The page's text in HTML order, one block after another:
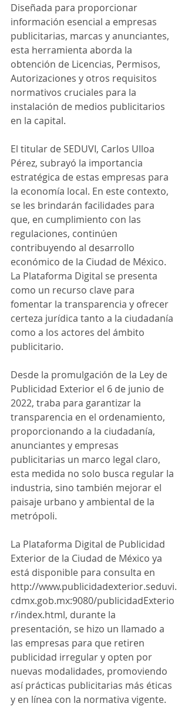
Diseñada para proporcionar
información esencial a empresas
publicitarias, marcas y anunciantes,
esta herramienta aborda la
obtención de Licencias, Permisos,
Autorizaciones y otros requisitos
normativos cruciales para la
instalación de medios publicitarios
en la capital.
El titular de SEDUVI, Carlos Ulloa
Pérez, subrayó la importancia
estratégica de estas empresas para
la economía local. En este contexto,
se les brindarán facilidades para
que, en cumplimiento con las
regulaciones, continúen
contribuyendo al desarrollo
económico de la Ciudad de México.
La Plataforma Digital se presenta
como un recurso clave para
fomentar la transparencia y ofrecer
certeza jurídica tanto a la ciudadanía
como a los actores del ámbito
publicitario.
Desde la promulgación de la Ley de
Publicidad Exterior el 6 de junio de
2022, traba para garantizar la
transparencia en el ordenamiento,
proporcionando a la ciudadanía,
anunciantes y empresas
publicitarias un marco legal claro,
esta medida no solo busca regular la
industria, sino también mejorar el
paisaje urbano y ambiental de la
metrópoli.
La Plataforma Digital de Publicidad
Exterior de la Ciudad de México ya
está disponible para consulta en
http://www.publicidadexterior.seduvi.
cdmx.gob.mx:9080/publicidadExterio
r/index.html, durante la
presentación, se hizo un llamado a
las empresas para que retiren
publicidad irregular y opten por
nuevas modalidades, promoviendo
así prácticas publicitarias más éticas
y en línea con la normativa vigente.